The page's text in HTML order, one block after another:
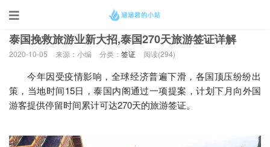
当前位置：
泰国挽救旅游业新大招,泰国270天旅游签证详解
2020-10-05 来源：小编 分类： 签证 阅读(294)
今年因受疫情影响，全球经济普遍下滑，各国顶压纷纷出
策，当地时间15日，泰国内阁通过一项提案，计划下月向外国
游客提供停留时间累计可达270天的旅游签证。